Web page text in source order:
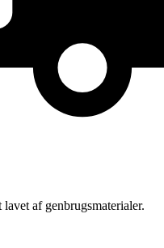
af genbrugsmaterialer.